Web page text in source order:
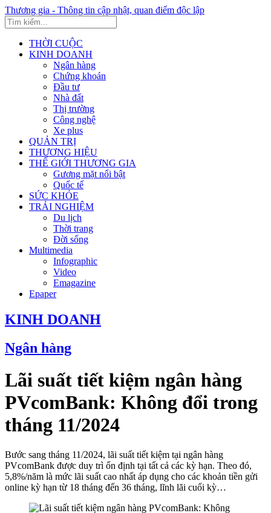
Thương gia - Thông tin cập nhật, quan điểm độc lập
THỜI CUỘC
KINH DOANH
Ngân hàng
Chứng khoán
Đầu tư
Nhà đất
Thị trường
Công nghệ
Xe plus
QUẢN TRỊ
THƯƠNG HIỆU
THẾ GIỚI THƯƠNG GIA
Gương mặt nổi bật
Quốc tế
SỨC KHỎE
TRẢI NGHIỆM
Du lịch
Thời trang
Đời sống
Multimedia
Infographic
Video
Emagazine
Epaper
KINH DOANH
Ngân hàng
Lãi suất tiết kiệm ngân hàng
PVcomBank: Không đổi trong
tháng 11/2024
Bước sang tháng 11/2024, lãi suất tiết kiệm tại ngân hàng
PVcomBank được duy trì ổn định tại tất cả các kỳ hạn. Theo đó,
5,8%/năm là mức lãi suất cao nhất áp dụng cho các khoản tiền gửi
online kỳ hạn từ 18 tháng đến 36 tháng, lĩnh lãi cuối kỳ…